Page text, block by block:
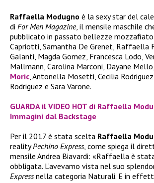
Raffaella Modugno è la sexy star del
di For Men Magazine, il mensile maschile
pubblicato in passato bellezze mozzafiato
Capriotti, Samantha De Grenet, Raffaella
Galanti, Magda Gomez, Francesca Lodo,
Mallmann, Carolina Marconi, Dayane Mello,
Moric , Antonella Mosetti, Cecilia
Rodriguez e Sara Varone.
GUARDA il VIDEO HOT di Raffaella
Immagini dal Backstage
Per il 2017 è stata scelta Raffaella
realityPechino Express, come spiega il
mensile Andrea Biavardi: «Raffaella è
obbligata. L’avevamo vista nel suo
Expressnella categoria Naturali. E in